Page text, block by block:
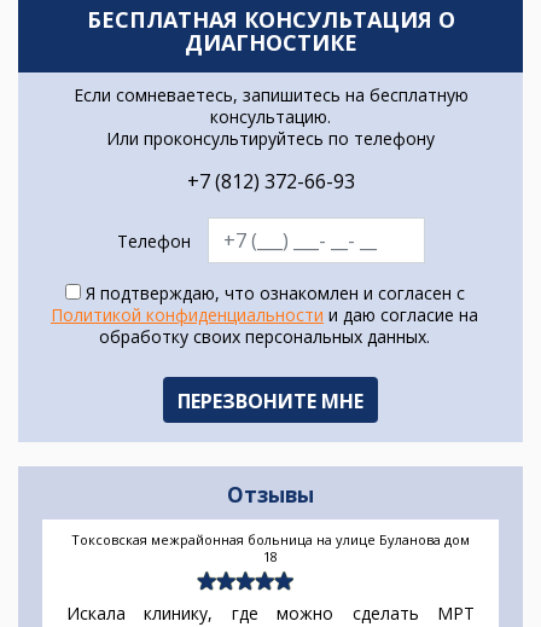
БЕСПЛАТНАЯ КОНСУЛЬТАЦИЯ О
ДИАГНОСТИКЕ
Если сомневаетесь, запишитесь на бесплатную
консультацию.
Или проконсультируйтесь по телефону
+7 (812) 372-66-93
Телефон
Я подтверждаю, что ознакомлен и согласен с
Политикой конфиденциальности и даю согласие на
обработку своих персональных данных.
Отзывы
Токсовская межрайонная больница на улице Буланова дом
18
Искала клинику, где можно сделать МРТ